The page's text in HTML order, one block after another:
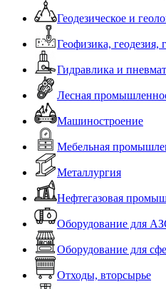
Геодезическое и
Геофизика, геодезия,
Гидравлика и
Лесная
Машиностроение
Мебельная
Металлургия
Нефтегазовая
Оборудование для
Оборудование для
Отходы, вторсырье